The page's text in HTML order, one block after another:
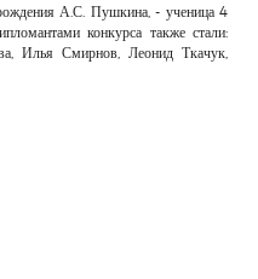
А.С. Пушкина, - ученица 4
конкурса также стали:
Илья Смирнов, Леонид Ткачук,